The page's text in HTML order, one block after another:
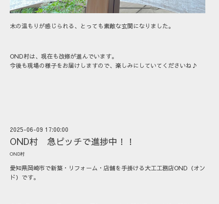
木の温もりが感じられる、とっても素敵な玄関になりました。
OND村は、現在も改修が進んでいます。
今後も現場の様子をお届けしますので、楽しみにしていてくださいね♪
2025-06-09 17:00:00
OND村 急ピッチで進捗中！！
OND村
愛知県岡崎市で新築・リフォーム・店舗を手掛ける大工工務店OND（オン
ド）です。